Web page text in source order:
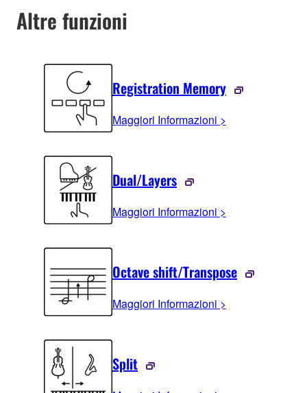
Altre funzioni
Registration Memory
Maggiori Informazioni >
Dual/Layers
Maggiori Informazioni >
Octave shift/Transpose
Maggiori Informazioni >
Split